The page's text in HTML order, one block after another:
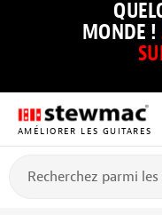
MONDE !
AMÉLIORER LES GUITARES